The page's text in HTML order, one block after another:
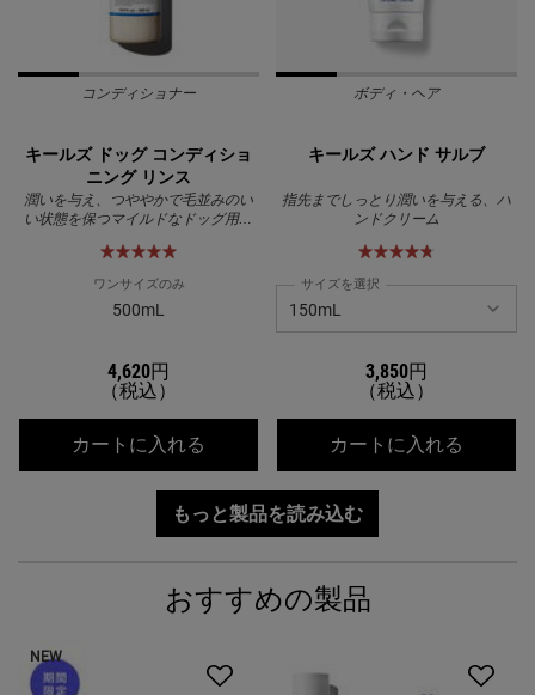
コンディショナー
キールズ ドッグ コンディショ
ニング リンス
潤いを与え、つややかで毛並みのい
い状態を保つマイルドなドッグ用コ
ンディショナー
ワンサイズのみ
500mL
4,620円
（税込）
カートに入れる キールズ ドッグ コンディショニング
ボディ・ヘア
キールズ ハンド サルブ
指先までしっとり潤いを与える、ハ
ンドクリーム
サイズを選択
3,850円
（税込）
カートに入れる
もっと製品を読み込む
おすすめの製品
NEW